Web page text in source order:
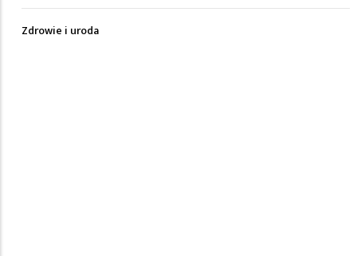
Zdrowie i uroda